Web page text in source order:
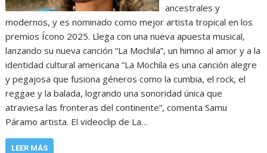
ancestrales y
modernos, y es nominado como mejor artista tropical en los
premios Ícono 2025. Llega con una nueva apuesta musical,
lanzando su nueva canción “La Mochila”, un himno al amor y a la
identidad cultural americana “La Mochila es una canción alegre
y pegajosa que fusiona géneros como la cumbia, el rock, el
reggae y la balada, logrando una sonoridad única que
atraviesa las fronteras del continente”, comenta Samu
Páramo artista. El videoclip de La…
LEER MÁS